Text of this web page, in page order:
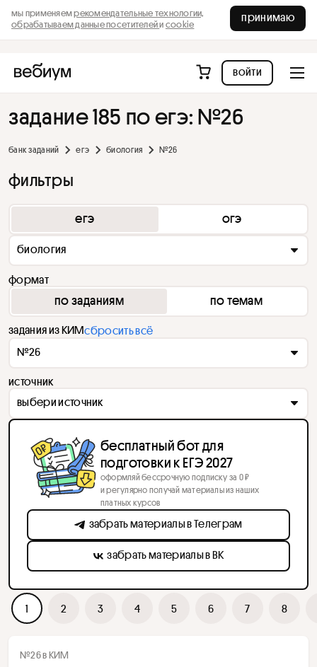
мы применяемрекомендательные технологии,
обрабатываем данные посетителейи cookie
принимаю
войти
задание 185 по егэ: №26
банк заданий егэ биология №26
фильтры
егэ огэ
биология
формат
по заданиям по темам
задания из КИМсбросить всё
№26
источник
выбери источник
1 2 3 4 5 6 7 8
№26 в КИМ
бесплатный бот для
подготовки к ЕГЭ 2027
оформляй бессрочную подписку за 0 ₽
и регулярно получай материалы из наших
платных курсов
забрать материалы в Телеграм
забрать материалы в ВК